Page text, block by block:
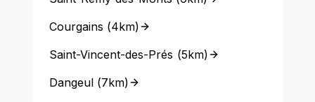
Courgains (4km)
Saint-Vincent-des-Prés (5km)
Dangeul(7km)